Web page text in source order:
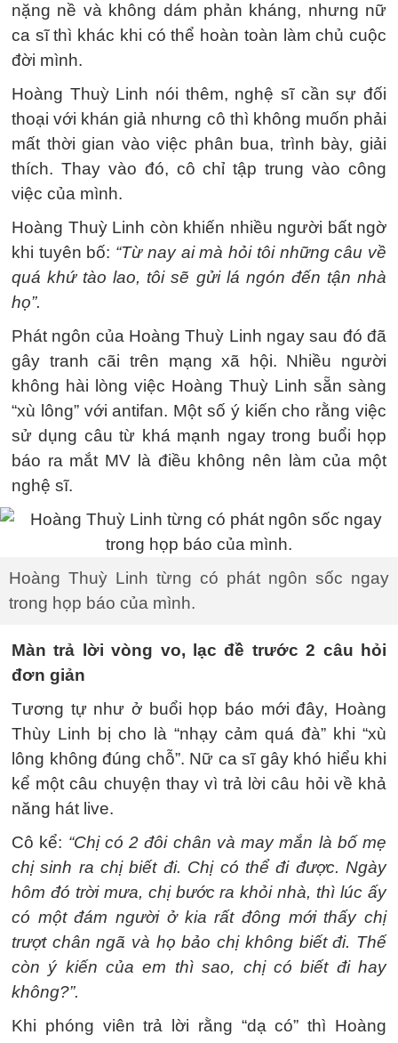
nặng nề và không dám phản kháng, nhưng nữ
ca sĩ thì khác khi có thể hoàn toàn làm chủ cuộc
đời mình.
Hoàng Thuỳ Linh nói thêm, nghệ sĩ cần sự đối
thoại với khán giả nhưng cô thì không muốn phải
mất thời gian vào việc phân bua, trình bày, giải
thích. Thay vào đó, cô chỉ tập trung vào công
việc của mình.
Hoàng Thuỳ Linh còn khiến nhiều người bất ngờ
khi tuyên bố: “Từ nay ai mà hỏi tôi những câu về
quá khứ tào lao, tôi sẽ gửi lá ngón đến tận nhà
họ”.
Phát ngôn của Hoàng Thuỳ Linh ngay sau đó đã
gây tranh cãi trên mạng xã hội. Nhiều người
không hài lòng việc Hoàng Thuỳ Linh sẵn sàng
“xù lông” với antifan. Một số ý kiến cho rằng việc
sử dụng câu từ khá mạnh ngay trong buổi họp
báo ra mắt MV là điều không nên làm của một
nghệ sĩ.
Hoàng Thuỳ Linh từng có phát ngôn sốc ngay
trong họp báo của mình.
Màn trả lời vòng vo, lạc đề trước 2 câu hỏi
đơn giản
Tương tự như ở buổi họp báo mới đây, Hoàng
Thùy Linh bị cho là “nhạy cảm quá đà” khi “xù
lông không đúng chỗ”. Nữ ca sĩ gây khó hiểu khi
kể một câu chuyện thay vì trả lời câu hỏi về khả
năng hát live.
Cô kể: “Chị có 2 đôi chân và may mắn là bố mẹ
chị sinh ra chị biết đi. Chị có thể đi được. Ngày
hôm đó trời mưa, chị bước ra khỏi nhà, thì lúc ấy
có một đám người ở kia rất đông mới thấy chị
trượt chân ngã và họ bảo chị không biết đi. Thế
còn ý kiến của em thì sao, chị có biết đi hay
không?”.
Khi phóng viên trả lời rằng “dạ có” thì Hoàng